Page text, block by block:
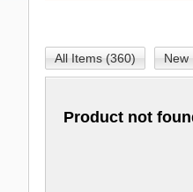
All Items (360) New
Product not